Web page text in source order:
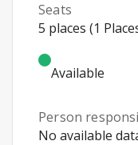
Seats
5 places (1
Available
Person
No available